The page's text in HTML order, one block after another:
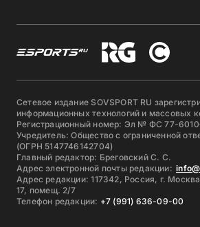
Сетевое издание SOVSPORT RU
информационных технологий и массовых
Регистрационный номер: Эл № ФС 77-
Учредитель: Общество с ограниченной
(ОГРН 5147746142704)
Главный редактор: Бреговский С. С.
Адрес электронной почты редакции:
Адрес редакции: 117342, Россия, г.
17, помещ. 2/7
Телефон редакции: +7 (991) 636-09-00